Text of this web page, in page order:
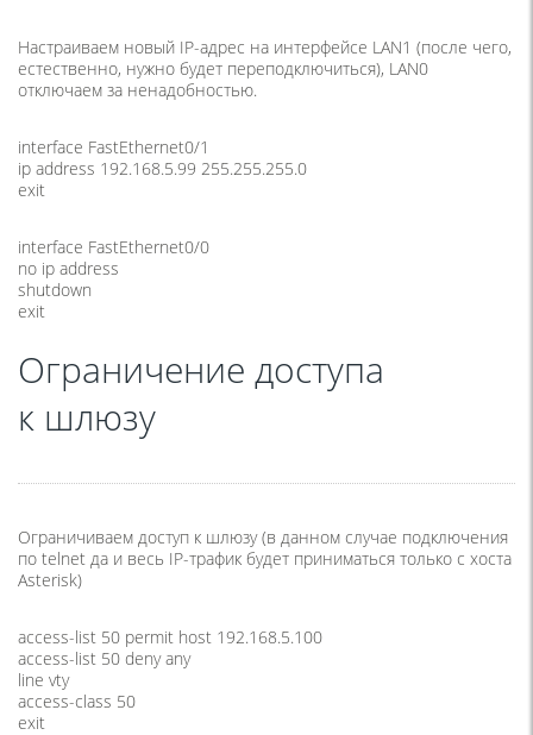
Настраиваем новый IP-адрес на интерфейсе LAN1 (после чего,
естественно, нужно будет переподключиться), LAN0
отключаем за ненадобностью.
interface FastEthernet0/1
ip address 192.168.5.99 255.255.255.0
exit
interface FastEthernet0/0
no ip address
shutdown
exit
Ограничение доступа
к шлюзу
Ограничиваем доступ к шлюзу (в данном случае подключения
по telnet да и весь IP-трафик будет приниматься только с хоста
Asterisk)
access-list 50 permit host 192.168.5.100
access-list 50 deny any
line vty
access-class 50
exit